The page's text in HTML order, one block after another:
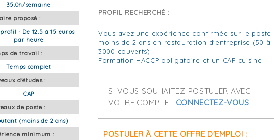
35.0h/semaine
proposé :
- De 12.5 à 15 euros
par heure
de travail :
Temps complet
d'études :
CAP
de poste :
(moins de 2 ans)
minimum :
PROFIL RECHERCHÉ :
Vous avez une expérience confirmée sur le poste
moins de 2 ans en restauration d'entreprise (50 à
3000 couverts)
Formation HACCP obligatoire et un CAP cuisine
SI VOUS SOUHAITEZ POSTULER AVEC
VOTRE COMPTE : CONNECTEZ-VOUS !
POSTULER À CETTE OFFRE D'EMPLOI :